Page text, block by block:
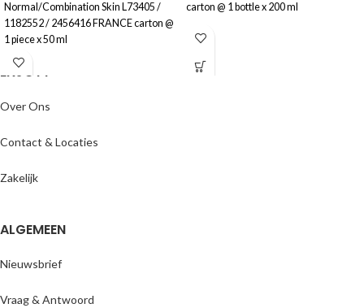
Normal/Combination Skin L73405 /
1182552 / 2456416 FRANCE carton @
1 piece x 50 ml
carton @ 1 bottle x 200 ml
ENJOYY
Over Ons
Contact & Locaties
Zakelijk
ALGEMEEN
Nieuwsbrief
Vraag & Antwoord